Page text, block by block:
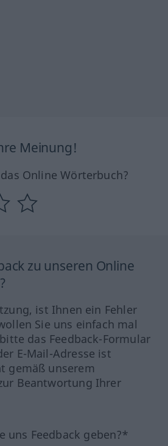
Meinung!
Online Wörterbuch?
zu unseren Online
ist Ihnen ein Fehler
Sie uns einfach mal
das Feedback-Formular
E-Mail-Adresse ist
gemäß unserem
Beantwortung Ihrer
uns Feedback geben?*